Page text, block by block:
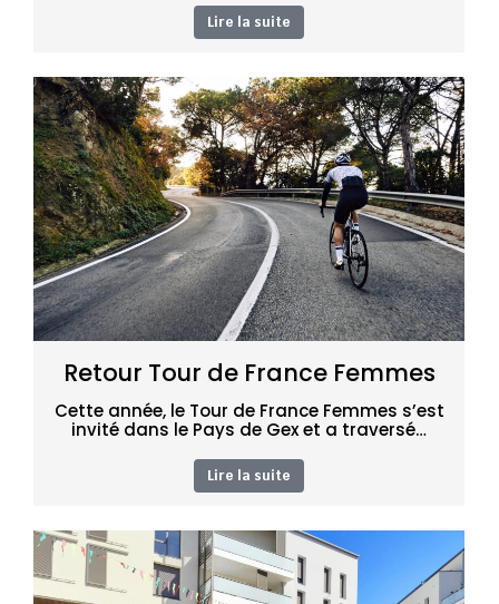
Lire la suite
Retour Tour de France Femmes
Cette année, le Tour de France Femmes s’est
invité dans le Pays de Gex et a traversé…
Lire la suite